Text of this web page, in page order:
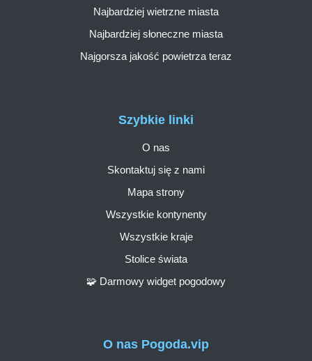
O nas Pogoda.vip
Szybkie linki
O nas
Skontaktuj się z nami
Mapa strony
Wszystkie kontynenty
Wszystkie kraje
Stolice świata
🧩 Darmowy widget pogodowy
Najbardziej wietrzne miasta
Najbardziej słoneczne miasta
Najgorsza jakość powietrza teraz